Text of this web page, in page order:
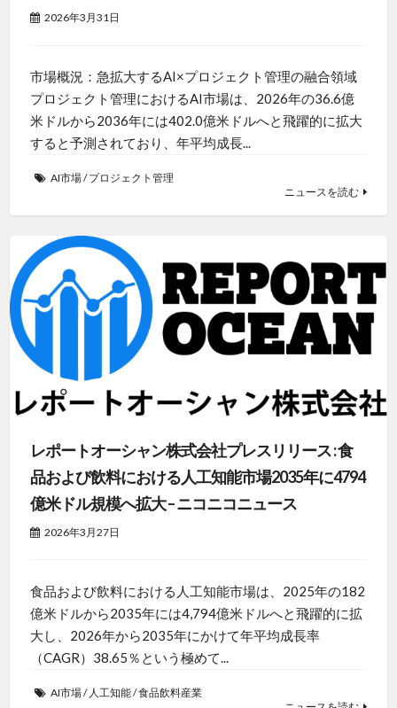
2026年3月31日
市場概況：急拡大するAI×プロジェクト管理の融合領域
プロジェクト管理におけるAI市場は、2026年の36.6億
米ドルから2036年には402.0億米ドルへと飛躍的に拡大
すると予測されており、年平均成長...
AI市場/プロジェクト管理
ニュースを読む
レポートオーシャン株式会社プレスリリース : 食
品および飲料における人工知能市場2035年に4794
億米ドル規模へ拡大 – ニコニコニュース
2026年3月27日
食品および飲料における人工知能市場は、2025年の182
億米ドルから2035年には4,794億米ドルへと飛躍的に拡
大し、2026年から2035年にかけて年平均成長率
（CAGR）38.65％という極めて...
AI市場/ 人工知能/食品飲料産業